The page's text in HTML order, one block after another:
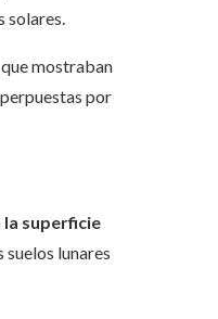
solares.
mostraban
por
la superficie
lunares